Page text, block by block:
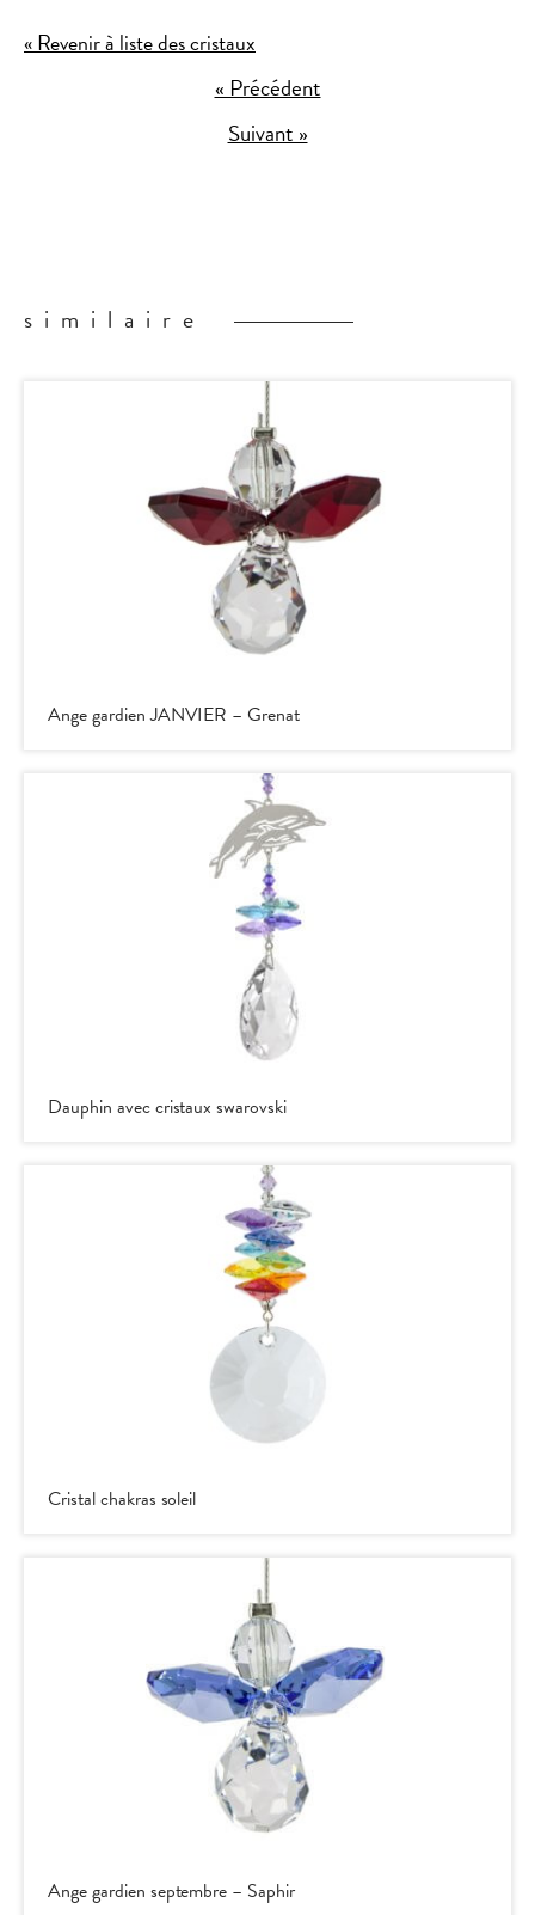
« Revenir à liste des cristaux
« Précédent
Suivant »
similaire
Ange gardien JANVIER – Grenat
Dauphin avec cristaux swarovski
Cristal chakras soleil
Ange gardien septembre – Saphir